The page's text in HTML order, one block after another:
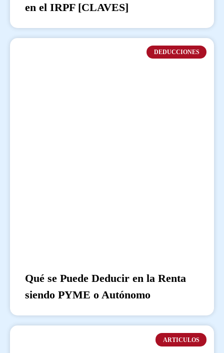
en el IRPF [CLAVES]
DEDUCCIONES
Qué se Puede Deducir en la Renta
siendo PYME o Autónomo
ARTICULOS